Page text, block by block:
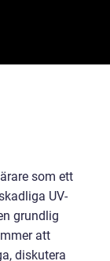
som ett
UV-
grundlig
att
diskutera